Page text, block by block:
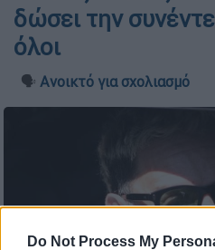
Do Not Process My
δώσει την
όλοι
🗣️ Ανοικτό για σχολιασμό